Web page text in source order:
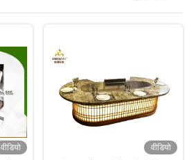
वीडियो
वीडियो